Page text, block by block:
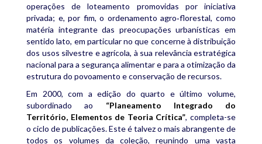
operações de loteamento promovidas por iniciativa
privada; e, por fim, o ordenamento agro‑florestal, como
matéria integrante das preocupações urbanísticas em
sentido lato, em particular no que concerne à distribuição
dos usos silvestre e agrícola, à sua relevância estratégica
nacional para a segurança alimentar e para a otimização da
estrutura do povoamento e conservação de recursos.
Em 2000, com a edição do quarto e último volume,
subordinado ao “Planeamento Integrado do
Território, Elementos de Teoria Crítica”, completa-se
o ciclo de publicações. Este é talvez o mais abrangente de
todos os volumes da coleção, reunindo uma vasta